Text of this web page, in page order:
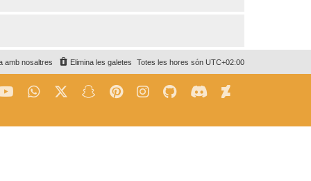
Totes les hores són UTC+02:00
Elimina les galetes
amb nosaltres